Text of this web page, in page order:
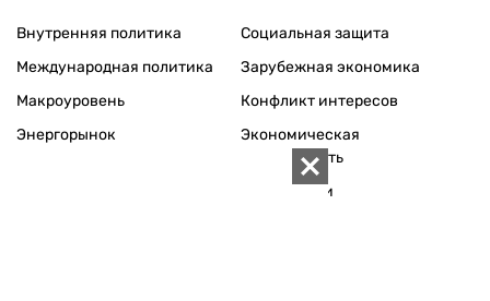
Внутренняя политика
Международная политика
Макроуровень
Энергорынок
Социальная защита
Зарубежная экономика
Конфликт интересов
Экономическая
безопасность
Персоналии